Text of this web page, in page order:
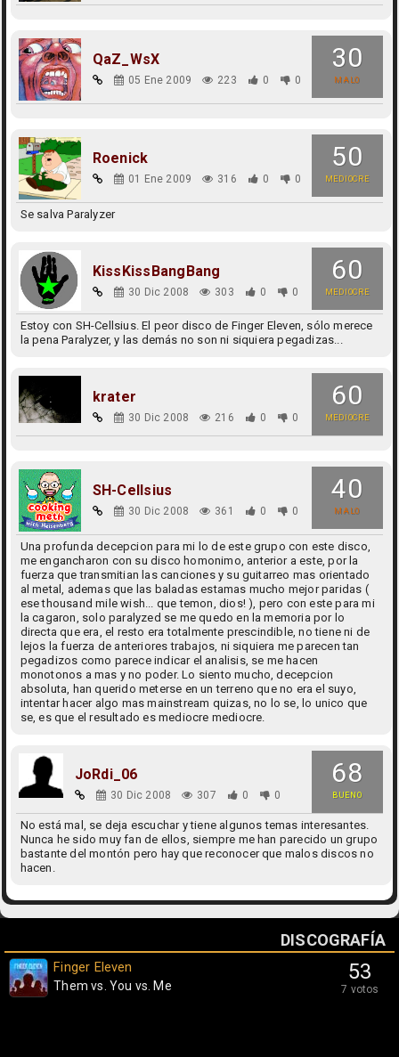
30
MALO
QaZ_WsX
05 Ene 2009 223 0 0
50
MEDIOCRE
Roenick
01 Ene 2009 316 0 0
Se salva Paralyzer
60
MEDIOCRE
KissKissBangBang
30 Dic 2008 303 0 0
Estoy con SH-Cellsius. El peor disco de Finger Eleven, sólo merece
la pena Paralyzer, y las demás no son ni siquiera pegadizas...
60
MEDIOCRE
krater
30 Dic 2008 216 0 0
40
MALO
SH-Cellsius
30 Dic 2008 361 0 0
Una profunda decepcion para mi lo de este grupo con este disco,
me engancharon con su disco homonimo, anterior a este, por la
fuerza que transmitian las canciones y su guitarreo mas orientado
al metal, ademas que las baladas estamas mucho mejor paridas (
ese thousand mile wish... que temon, dios! ), pero con este para mi
la cagaron, solo paralyzed se me quedo en la memoria por lo
directa que era, el resto era totalmente prescindible, no tiene ni de
lejos la fuerza de anteriores trabajos, ni siquiera me parecen tan
pegadizos como parece indicar el analisis, se me hacen
monotonos a mas y no poder. Lo siento mucho, decepcion
absoluta, han querido meterse en un terreno que no era el suyo,
intentar hacer algo mas mainstream quizas, no lo se, lo unico que
se, es que el resultado es mediocre mediocre.
68
BUENO
JoRdi_06
30 Dic 2008 307 0 0
No está mal, se deja escuchar y tiene algunos temas interesantes.
Nunca he sido muy fan de ellos, siempre me han parecido un grupo
bastante del montón pero hay que reconocer que malos discos no
hacen.
DISCOGRAFÍA
53
7 votos
Finger Eleven
Them vs. You vs. Me